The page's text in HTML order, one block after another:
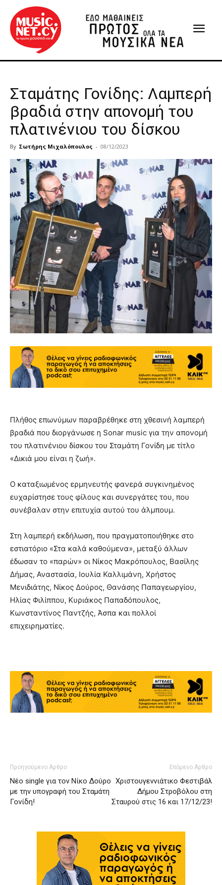
Σταμάτης Γονίδης: Λαμπερή
βραδιά στην απονομή του
πλατινένιου του δίσκου
By Σωτήρης Μιχαλόπουλος - 08/12/2023
Πλήθος επωνύμων παραβρέθηκε στη χθεσινή λαμπερή
βραδιά που διοργάνωσε η Sonar music για την απονομή
του πλατινένιου δίσκου του Σταμάτη Γονίδη με τίτλο
«Δικιά μου είναι η ζωή».
Ο καταξιωμένος ερμηνευτής φανερά συγκινημένος
ευχαρίστησε τους φίλους και συνεργάτες του, που
συνέβαλαν στην επιτυχία αυτού του άλμπουμ.
Στη λαμπερή εκδήλωση, που πραγματοποιήθηκε στο
εστιατόριο «Στα καλά καθούμενα», μεταξύ άλλων
έδωσαν το «παρών» οι Νίκος Μακρόπουλος, Βασίλης
Δήμας, Αναστασία, Ιουλία Καλλιμάνη, Χρήστος
Μενιδιάτης, Νίκος Δούρος, Θανάσης Παπαγεωργίου,
Ηλίας Φιλίππου, Κυριάκος Παπαδόπουλος,
Κωνσταντίνος Παντζής, Άσπα και πολλοί
επιχειρηματίες.
Προηγούμενο Άρθρο
Νέο single για τον Νίκο Δούρο
με την υπογραφή του Σταμάτη
Γονίδη!
Επόμενο Άρθρο
Χριστουγεννιάτικο Φεστιβάλ
Δήμου Στροβόλου στη
Σταυρού στις 16 και 17/12/23!